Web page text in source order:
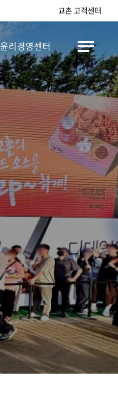
교촌 고객센터
윤리경영센터